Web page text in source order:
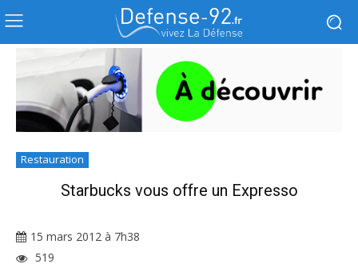
Restauration
Starbucks vous offre un Expresso
15 mars 2012 à 7h38
519